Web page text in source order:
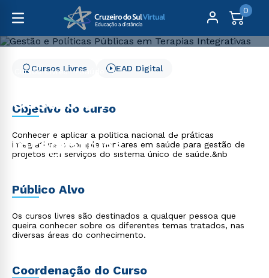
0
Cursos Livres
Saúde
Gestão e Políticas
Públicas em Terapias
Integrativas
Cursos Livres EAD Digital
Objetivo do curso
Conhecer e aplicar a politica nacional de práticas
integrativas e complementares em saúde para gestão de
projetos em serviços do sistema único de saúde.&nb
Público Alvo
Os cursos livres são destinados a qualquer pessoa que
queira conhecer sobre os diferentes temas tratados, nas
diversas áreas do conhecimento.
Coordenação do Curso